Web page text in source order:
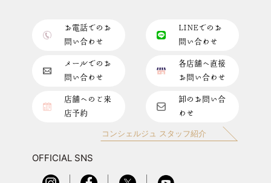
お電話でのお
問い合わせ
LINEでのお
問い合わせ
メールでのお
問い合わせ
各店舗へ直接
お問い合わせ
店舗へのご来
店予約
卸のお問い合
わせ
コンシェルジュ スタッフ紹介
OFFICIAL SNS